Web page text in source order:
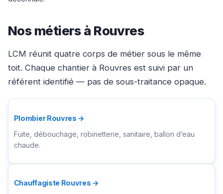
Nos métiers à Rouvres
LCM réunit quatre corps de métier sous le même
toit. Chaque chantier à Rouvres est suivi par un
référent identifié — pas de sous-traitance opaque.
Plombier Rouvres →
Fuite, débouchage, robinetterie, sanitaire, ballon d’eau
chaude.
Chauffagiste Rouvres →